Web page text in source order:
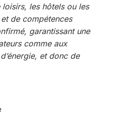
les hôtels ou les
de compétences
garantissant une
comme aux
et donc de